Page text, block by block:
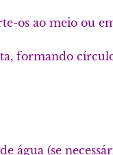
os ao meio ou
formando
água (se